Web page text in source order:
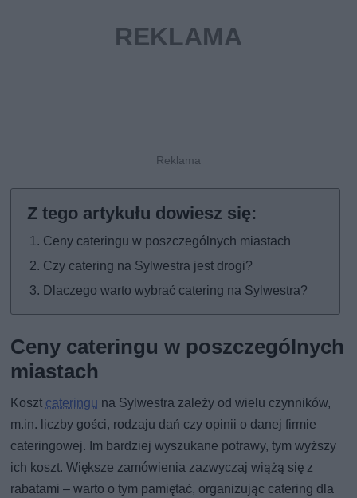
Ceny cateringu w poszczególnych miastach
Czy catering na Sylwestra jest drogi?
Dlaczego warto wybrać catering na Sylwestra?
Ceny cateringu w poszczególnych
miastach
Koszt cateringu na Sylwestra zależy od wielu czynników,
m.in. liczby gości, rodzaju dań czy opinii o danej firmie
cateringowej. Im bardziej wyszukane potrawy, tym wyższy
ich koszt. Większe zamówienia zazwyczaj wiążą się z
rabatami – warto o tym pamiętać, organizując catering dla